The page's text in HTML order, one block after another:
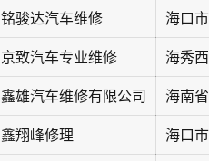
铭骏达汽车维修
海口
京致汽车专业维修
海秀
鑫雄汽车维修有限公司
海南
鑫翔峰修理